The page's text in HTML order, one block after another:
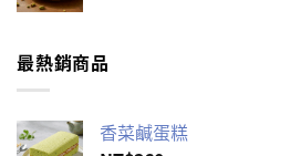
最熱銷商品
香菜鹹蛋糕